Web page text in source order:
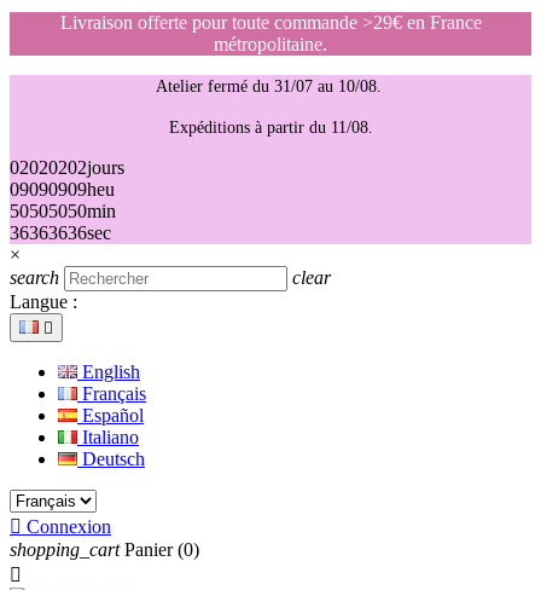
Livraison offerte pour toute commande >29€ en France
métropolitaine.
Atelier fermé du 31/07 au 10/08.
Expéditions à partir du 11/08.
02020202jours
09090909heu
50505050min
36363636sec
×
search
clear
Langue :

English
Français
Español
Italiano
Deutsch
 Connexion
shopping_cart Panier (0)
